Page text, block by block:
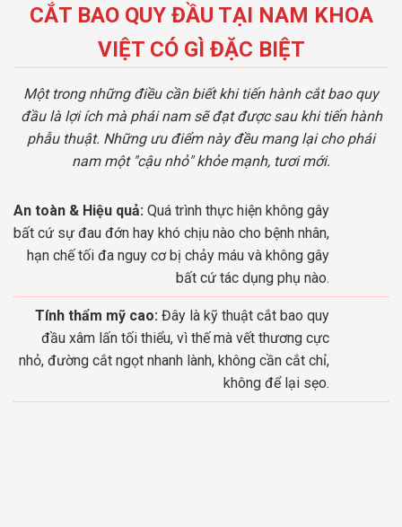
CẮT BAO QUY ĐẦU TẠI NAM KHOA
VIỆT CÓ GÌ ĐẶC BIỆT
Một trong những điều cần biết khi tiến hành cắt bao quy
đầu là lợi ích mà phái nam sẽ đạt được sau khi tiến hành
phẫu thuật. Những ưu điểm này đều mang lại cho phái
nam một "cậu nhỏ" khỏe mạnh, tươi mới.
An toàn & Hiệu quả: Quá trình thực hiện không gây
bất cứ sự đau đớn hay khó chịu nào cho bệnh nhân,
hạn chế tối đa nguy cơ bị chảy máu và không gây
bất cứ tác dụng phụ nào.
Tính thẩm mỹ cao: Đây là kỹ thuật cắt bao quy
đầu xâm lấn tối thiểu, vì thế mà vết thương cực
nhỏ, đường cắt ngọt nhanh lành, không cần cắt chỉ,
không để lại sẹo.